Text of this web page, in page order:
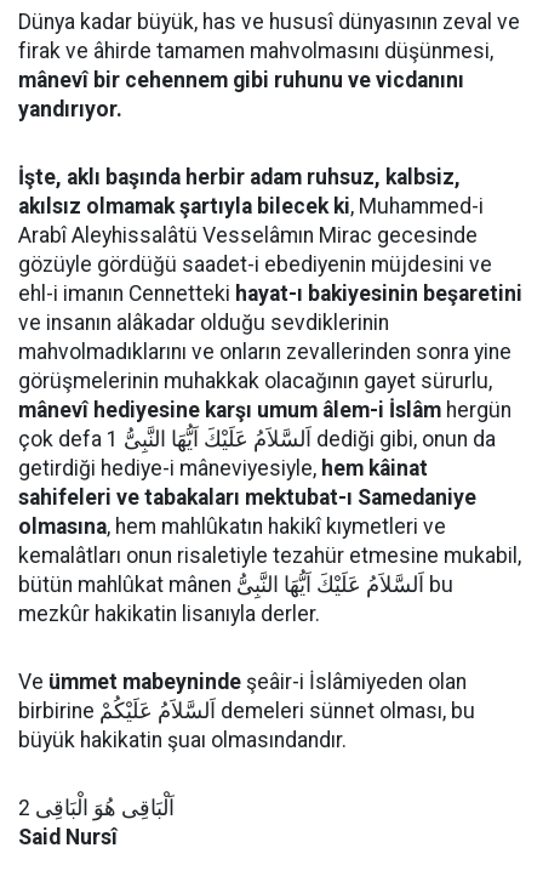
Dünya kadar büyük, has ve hususî dünyasının zeval ve
firak ve âhirde tamamen mahvolmasını düşünmesi,
mânevî bir cehennem gibi ruhunu ve vicdanını
yandırıyor.
İşte, aklı başında herbir adam ruhsuz, kalbsiz,
akılsız olmamak şartıyla bilecek ki, Muhammed-i
Arabî Aleyhissalâtü Vesselâmın Mirac gecesinde
gözüyle gördüğü saadet-i ebediyenin müjdesini ve
ehl-i imanın Cennetteki hayat-ı bakiyesinin beşaretini
ve insanın alâkadar olduğu sevdiklerinin
mahvolmadıklarını ve onların zevallerinden sonra yine
görüşmelerinin muhakkak olacağının gayet sürurlu,
mânevî hediyesine karşı umum âlem-i İslâm hergün
çok defa اَلسَّلاَمُ عَلَيْكَ اَيُّهَا النَّبِىُّ 1 dediği gibi, onun da
getirdiği hediye-i mâneviyesiyle, hem kâinat
sahifeleri ve tabakaları mektubat-ı Samedaniye
olmasına, hem mahlûkatın hakikî kıymetleri ve
kemalâtları onun risaletiyle tezahür etmesine mukabil,
bütün mahlûkat mânen اَلسَّلاَمُ عَلَيْكَ اَيُّهَا النَّبِىُّ bu
mezkûr hakikatin lisanıyla derler.
Ve ümmet mabeyninde şeâir-i İslâmiyeden olan
birbirine اَلسَّلاَمُ عَلَيْكُمْ demeleri sünnet olması, bu
büyük hakikatin şuaı olmasındandır.
اَلْبَاقِى هُوَ الْبَاقِى 2
Said Nursî